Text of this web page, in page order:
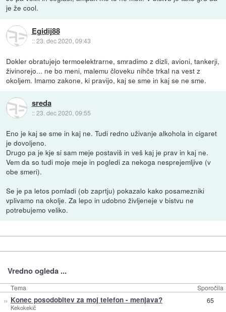
je že cool.
Egidij88
::23. dec 2020, 09:43
Dokler obratujejo termoelektrarne, smradimo z dizli, avioni, tankerji,
živinorejo... ne bo meni, malemu človeku nihče trkal na vest z
okoljem. Imamo zakone, ki pravijo, kaj se sme in kaj se ne sme.
sreda
::23. dec 2020, 09:55
Eno je kaj se sme in kaj ne. Tudi redno uživanje alkohola in cigaret
je dovoljeno.
Drugo pa je kje si sam meje postaviš in veš kaj je prav in kaj ne.
Vem da so tudi moje meje in pogledi za nekoga nesprejemljive (v
obe smeri).
Se je pa letos pomladi (ob zaprtju) pokazalo kako posamezniki
vplivamo na okolje. Za lepo in udobno življeneje v bistvu ne
potrebujemo veliko.
Vredno ogleda ...
Tema Sporočila
» Konec posodobitev za moj telefon - menjava?
Kekokekič
65